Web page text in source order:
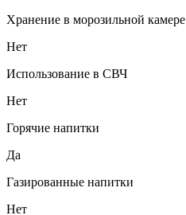
Хранение в морозильной камере
Нет
Использование в СВЧ
Нет
Горячие напитки
Да
Газированные напитки
Нет